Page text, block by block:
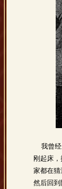
我曾经
刚起床
家都在猜
然后回